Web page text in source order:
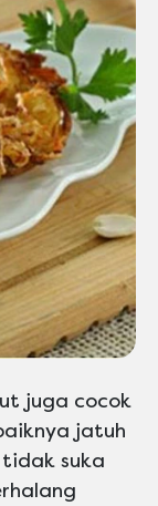
juga cocok
jatuh
suka